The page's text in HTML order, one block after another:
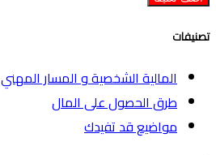
تصنيفات
المالية الشخصية و المسار المهني
طرق الحصول على المال
مواضيع قد تفيدك